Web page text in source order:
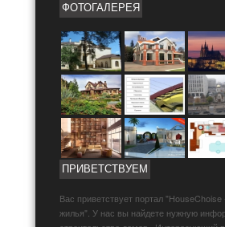
ФОТОГАЛЕРЕЯ
ПРИВЕТСТВУЕМ
Вас приветствует портал
жилья". У нас вы найдете нужную